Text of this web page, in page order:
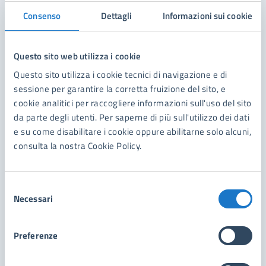
Consenso Dettagli Informazioni sui cookie
Questo sito web utilizza i cookie
Questo sito utilizza i cookie tecnici di navigazione e di
sessione per garantire la corretta fruizione del sito, e
cookie analitici per raccogliere informazioni sull'uso del sito
da parte degli utenti. Per saperne di più sull'utilizzo dei dati
e su come disabilitare i cookie oppure abilitarne solo alcuni,
consulta la nostra Cookie Policy.
delNecessari
Preferenze
Comunicazione di inizio lavori asseverata
(CILA)
nell’edilizia libera con obbligo della
comunicazione di inizio lavori accompagnata da
una asseverazione a firma di un tecnico abilitato
(geometra, ingegnere, architetto iscritto all’ordine
professionale) .
Definizione/riesame Condoni edilizi
Domanda di definizione/riesame degli abusi